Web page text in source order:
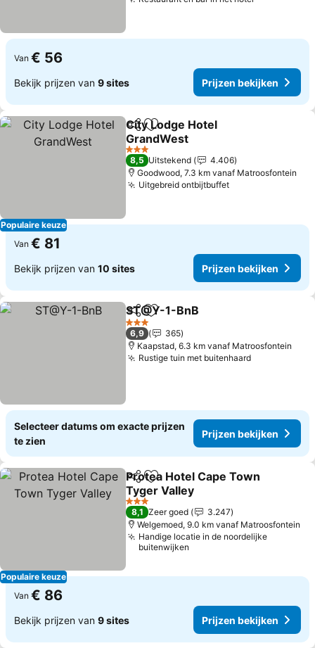
Van € 56
Bekijk prijzen van 9 sites Prijzen bekijken
Populaire keuze
DelenToevoegen aan favorieten
City Lodge Hotel
GrandWest
Prijzen bekijken
3 Sterren
8,5 Uitstekend
4.406
Goodwood, 7.3 km vanaf Matroosfontein
Uitgebreid ontbijtbuffetPrijzen bekijken
Van € 81
Bekijk prijzen van 10 sites Prijzen bekijken
DelenToevoegen aan favorieten
ST@Y-1-BnB
3 Sterren
6,9
365
Kaapstad, 6.3 km vanaf Matroosfontein
Rustige tuin met buitenhaardPrijzen
Selecteer datums om exacte prijzen
te zien
Prijzen bekijken
Populaire keuze
DelenToevoegen aan favorieten
Protea Hotel Cape Town
Tyger Valley
Prijzen bekijken
3 Sterren
8,1 Zeer goed
3.247
Welgemoed, 9.0 km vanaf Matroosfontein
Handige locatie in de noordelijke
buitenwijken
Van € 86
Bekijk prijzen van 9 sites Prijzen bekijken